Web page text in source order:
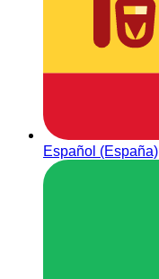
Español (España)